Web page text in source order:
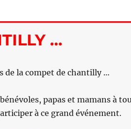
…
de la compet de chantilly …
papas et mamans à
à ce grand événement.